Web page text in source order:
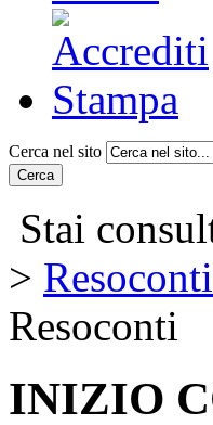
Cerca nel sito
Cerca
Stai
>
Resoconti
INIZIO